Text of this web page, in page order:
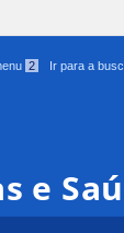
2 Ir para a
e